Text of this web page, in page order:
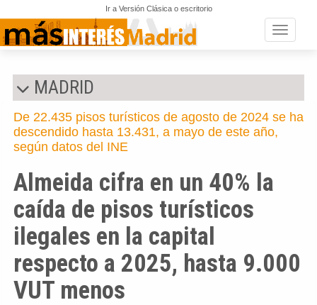
Ir a Versión Clásica o escritorio
Toggle
MADRID
De 22.435 pisos turísticos de agosto de 2024 se ha
descendido hasta 13.431, a mayo de este año,
según datos del INE
Almeida cifra en un 40% la
caída de pisos turísticos
ilegales en la capital
respecto a 2025, hasta 9.000
VUT menos